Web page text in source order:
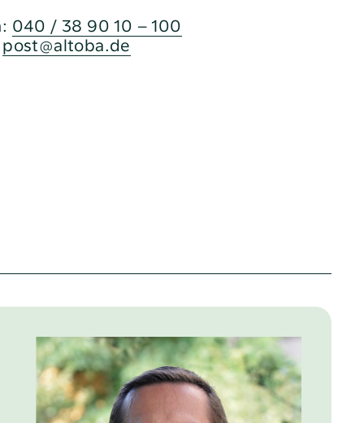
040 / 38 90 10 – 100
post@altoba.de